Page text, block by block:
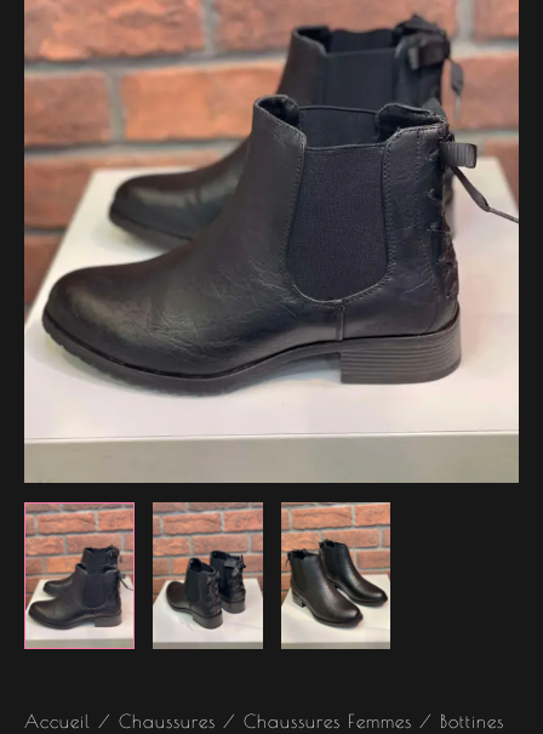
Accueil / Chaussures / Chaussures Femmes / Bottines